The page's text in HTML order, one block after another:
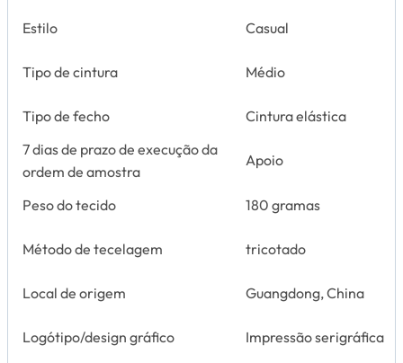
Estilo Casual
Tipo de cintura Médio
Tipo de fecho
Cintura elástica
7 dias de prazo de execução da
ordem de amostra
Apoio
Peso do tecido 180 gramas
Método de tecelagem tricotado
Local de origem Guangdong, China
Logótipo/design gráfico Impressão serigráfica